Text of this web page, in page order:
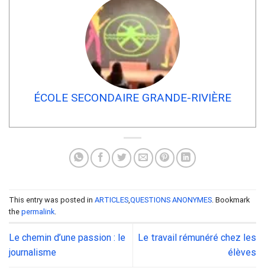
ÉCOLE SECONDAIRE GRANDE-RIVIÈRE
This entry was posted in ARTICLES QUESTIONS ANONYMES . Bookmark
the permalink
Le chemin d’une passion : le
journalisme
Le travail rémunéré chez les
élèves